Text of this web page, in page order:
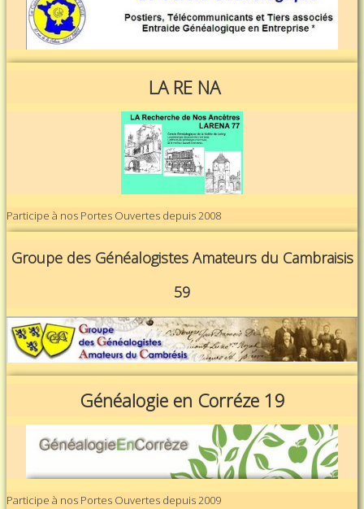
LA RE NA
Participe à nos Portes Ouvertes depuis 2008
Groupe des Généalogistes Amateurs du Cambraisis
59
Généalogie en Corréze 19
Participe à nos Portes Ouvertes depuis 2009